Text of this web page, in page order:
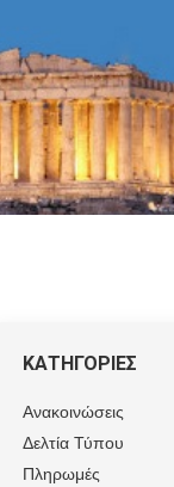
ΚΑΤΗΓΟΡΙΕΣ
Ανακοινώσεις
Δελτία Τύπου
Πληρωμές